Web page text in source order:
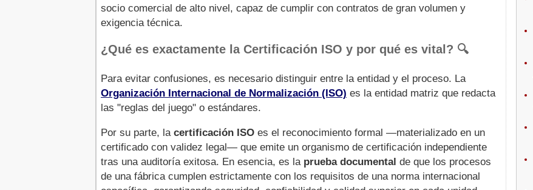
socio comercial de alto nivel, capaz de cumplir con contratos de gran volumen y
exigencia técnica.
¿Qué es exactamente la Certificación ISO y por qué es vital? 🔍
Para evitar confusiones, es necesario distinguir entre la entidad y el proceso. La
Organización Internacional de Normalización (ISO) es la entidad matriz que redacta
las "reglas del juego" o estándares.
Por su parte, la certificación ISO es el reconocimiento formal —materializado en un
certificado con validez legal— que emite un organismo de certificación independiente
tras una auditoría exitosa. En esencia, es la prueba documental de que los procesos
de una fábrica cumplen estrictamente con los requisitos de una norma internacional